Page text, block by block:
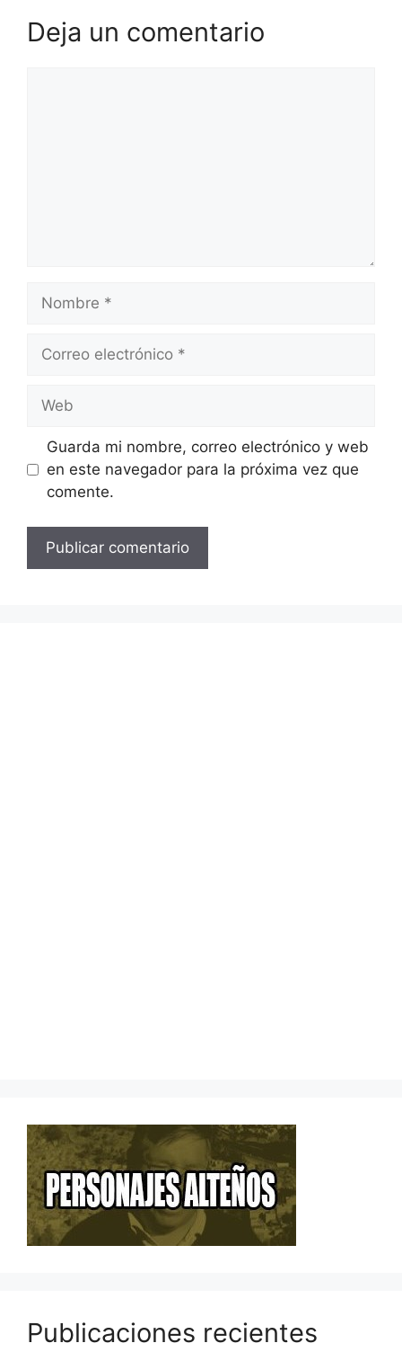
Deja un comentario
Nombre
Correo
Web
Guarda mi nombre, correo electrónico y web
en este navegador para la próxima vez que
comente.
Publicaciones recientes